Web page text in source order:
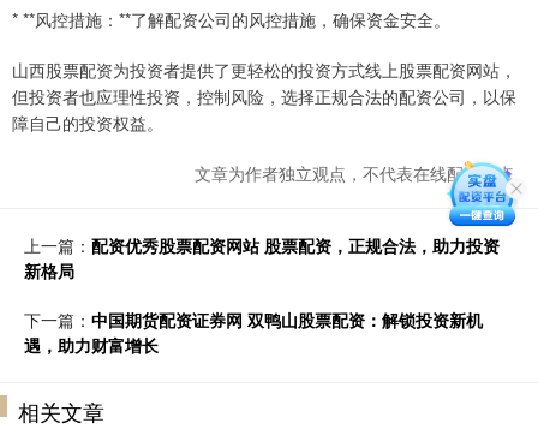
* **风控措施：**了解配资公司的风控措施，确保资金安全。
山西股票配资为投资者提供了更轻松的投资方式线上股票配资网站，
但投资者也应理性投资，控制风险，选择正规合法的配资公司，以保
障自己的投资权益。
文章为作者独立观点，不代表在线配资观点
上一篇： 配资优秀股票配资网站 股票配资，正规合法，助力投资
新格局
下一篇： 中国期货配资证券网 双鸭山股票配资：解锁投资新机
遇，助力财富增长
相关文章